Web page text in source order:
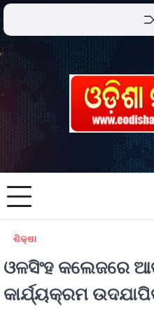
ଶିକ୍ଷା
ଓଳସିଂହ କଲେଜରେ
କାର୍ଯ୍ୟକ୍ରମ